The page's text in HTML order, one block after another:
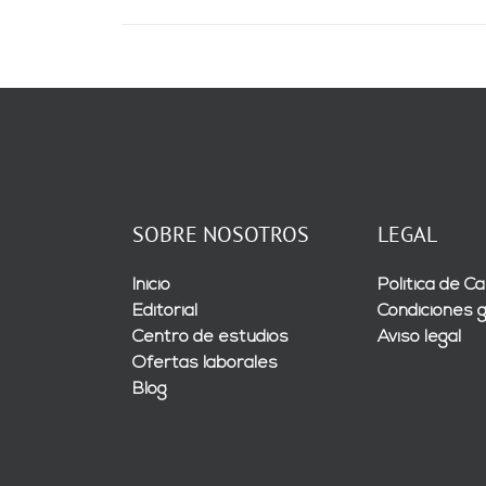
SOBRE NOSOTROS
Inicio
Editorial
Centro de estudios
Ofertas laborales
Blog
LEGAL
Política de
Condiciones
Aviso legal